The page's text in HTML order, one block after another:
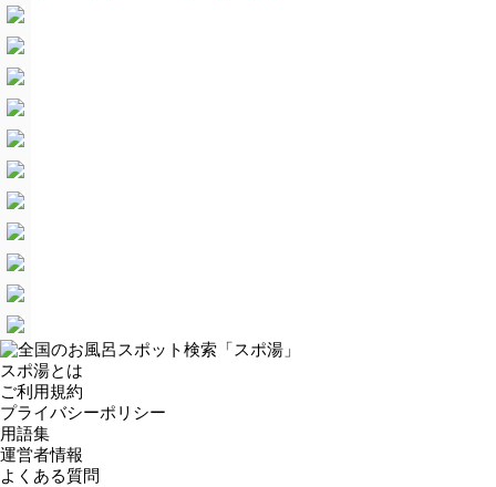
スポ湯とは
ご利用規約
プライバシーポリシー
用語集
運営者情報
よくある質問